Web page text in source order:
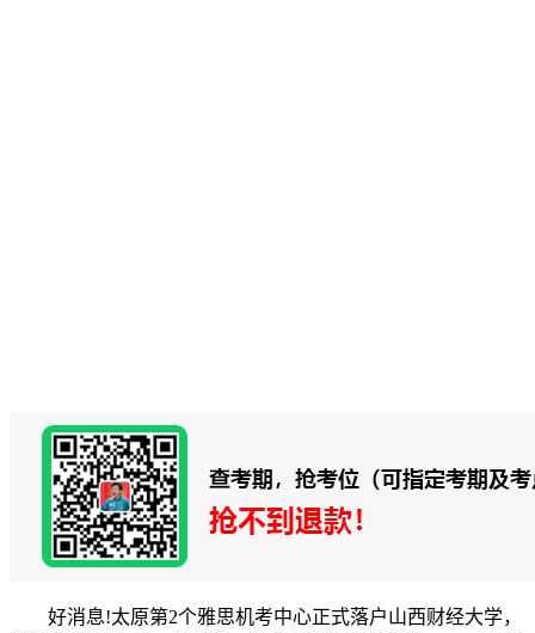
好消息!太原第2个雅思机考中心正式落户山西财经大学，